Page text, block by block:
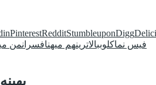
PinterestRedditStumbleuponDigg
فیس نماکلوببالاترینهم میهنافسرانمن